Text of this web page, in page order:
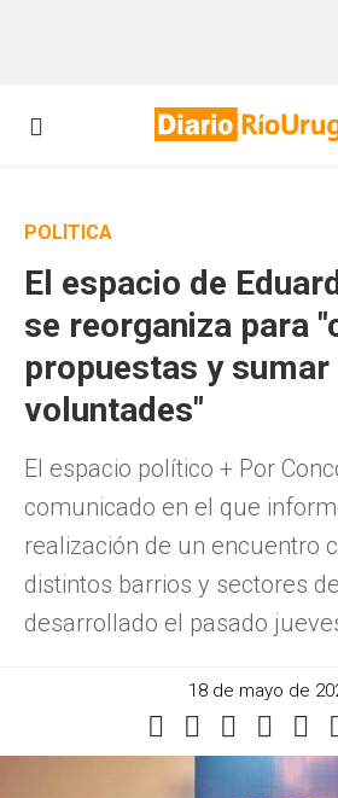
POLÍTICA
El espacio de
se reorganiza para
propuestas y sumar
voluntades"
El espacio político + Por
comunicado en el que
realización de un encuentro
distintos barrios y sectores
desarrollado el pasado
18 de mayo de